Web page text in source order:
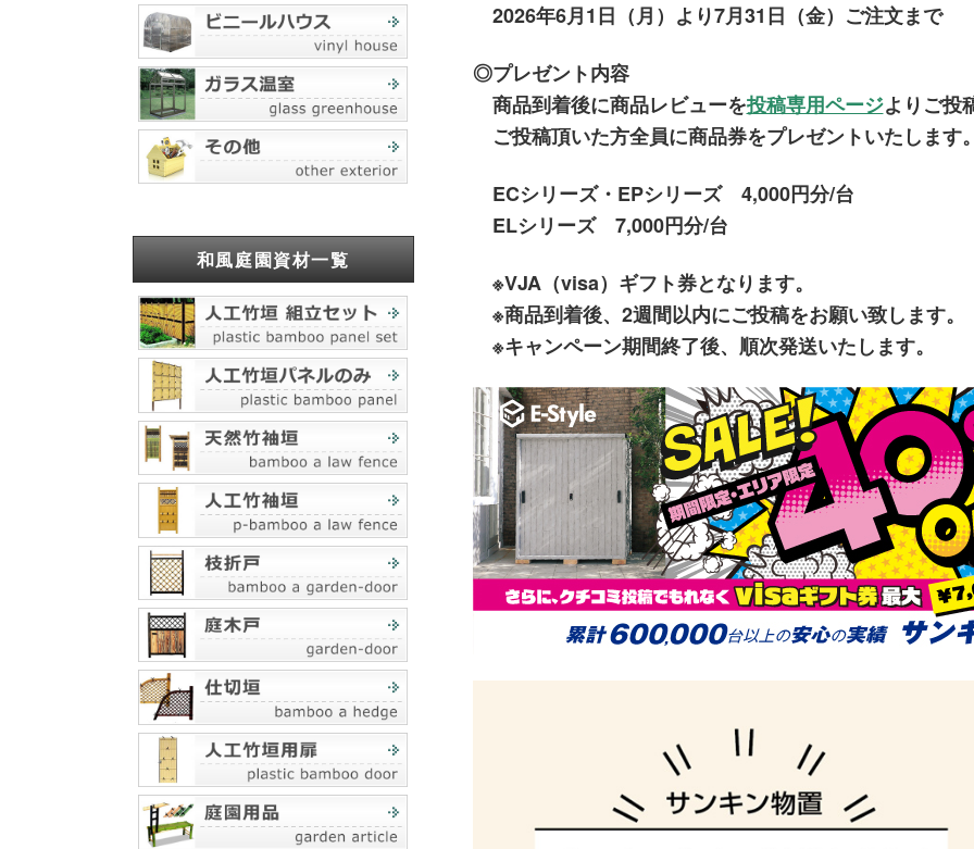
2026年6月1日（月）より7月31日（金）ご注文まで
◎プレゼント内容
商品到着後に商品レビューを投稿専用ページよりご投
ご投稿頂いた方全員に商品券をプレゼントいたします。
ECシリーズ・EPシリーズ 4,000円分/台
ELシリーズ 7,000円分/台
※VJA（visa）ギフト券となります。
※商品到着後、2週間以内にご投稿をお願い致します。
※キャンペーン期間終了後、順次発送いたします。
和風庭園資材一覧